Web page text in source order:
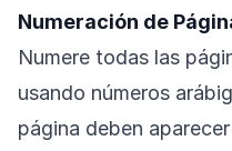
Numeración de
Numere todas las
usando números
página deben